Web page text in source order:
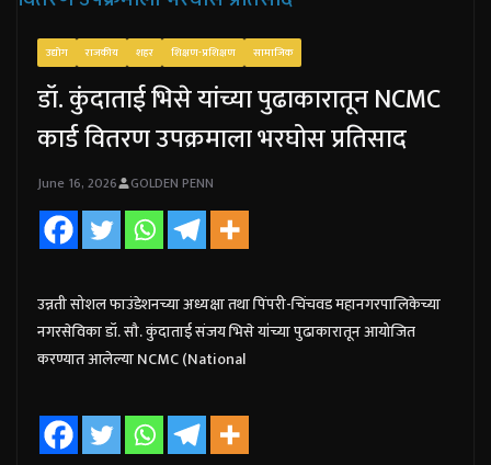
उद्योग राजकीय शहर शिक्षण-प्रशिक्षण सामाजिक
डॉ. कुंदाताई भिसे यांच्या पुढाकारातून NCMC
कार्ड वितरण उपक्रमाला भरघोस प्रतिसाद
June 16, 2026 GOLDEN PENN
उन्नती सोशल फाउंडेशनच्या अध्यक्षा तथा पिंपरी-चिंचवड महानगरपालिकेच्या
नगरसेविका डॉ. सौ. कुंदाताई संजय भिसे यांच्या पुढाकारातून आयोजित
करण्यात आलेल्या NCMC (National